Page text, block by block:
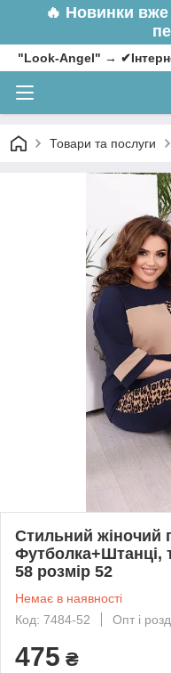
🔥 Новинки вже
"Look-Angel" →
Товари та послуги
Стильний жіночий
Футболка+Штанці,
58 розмір 52
Немає в наявності
Код: 7484-52
Опт і
475 ₴